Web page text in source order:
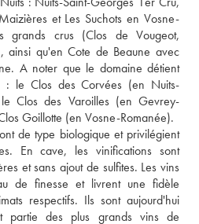
et Les Suchots en Vosne-
grands crus (Clos de Vougeot,
ainsi qu'en Cote de Beaune avec
A noter que le domaine détient
: le Clos des Corvées (en Nuits-
Clos des Varoilles (en Gevrey-
Goillotte (en Vosne-Romanée).
de type biologique et privilégient
En cave, les vinifications sont
et sans ajout de sulfites. Les vins
de finesse et livrent une fidèle
respectifs. Ils sont aujourd'hui
partie des plus grands vins de